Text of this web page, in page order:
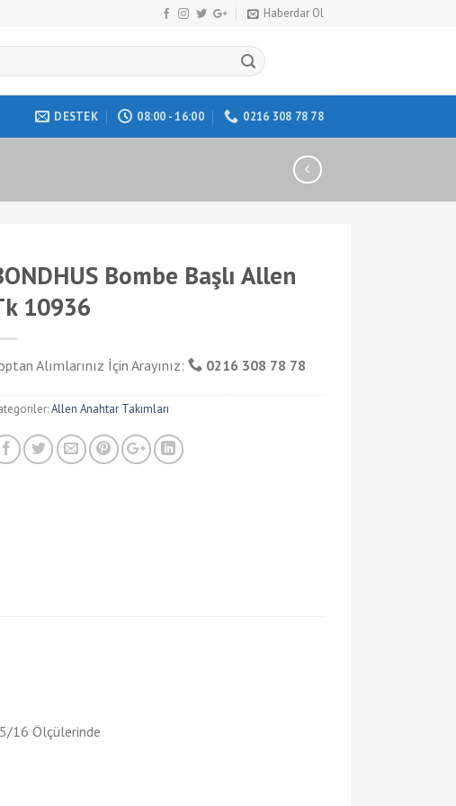
Haberdar Ol
DESTEK 08:00 - 16:00 0216 308 78 78
Bombe Başlı Allen
10936
Alımlarınız İçin Arayınız: 0216 308 78 78
Allen Anahtar Takımları
16 Ölçülerinde